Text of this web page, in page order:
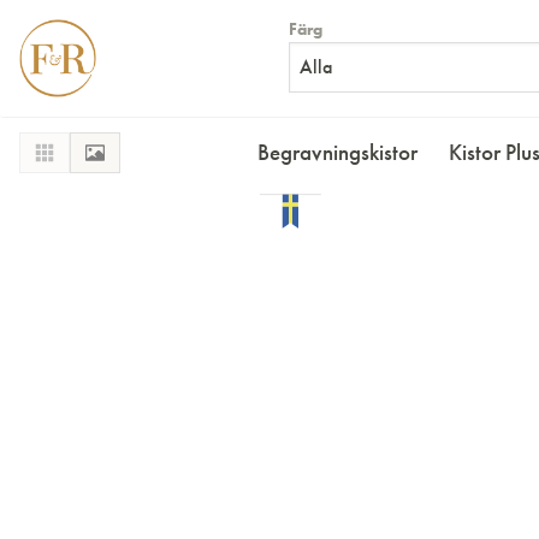
Färg
Alla
Begravningskistor Kistor Plus